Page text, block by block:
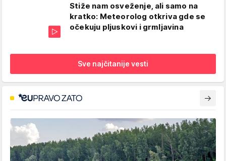
Stiže nam osveženje, ali samo na
kratko: Meteorolog otkriva gde se
očekuju pljuskovi i grmljavina
Sve najčitanije vesti